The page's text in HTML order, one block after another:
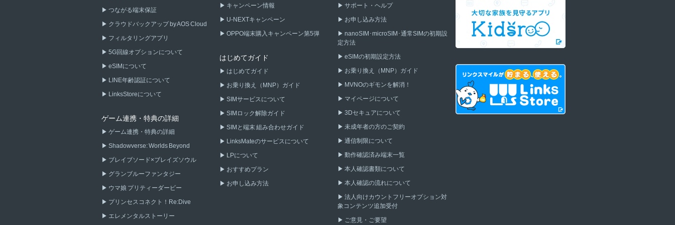
つながる端末保証
クラウドバックアップ by AOS Cloud
フィルタリングアプリ
5G回線オプションについて
eSIMについて
LINE年齢認証について
LinksStoreについて
ゲーム連携・特典の詳細
ゲーム連携・特典の詳細
Shadowverse: Worlds Beyond
ブレイブソード×ブレイズソウル
グランブルーファンタジー
ウマ娘 プリティーダービー
プリンセスコネクト！Re:Dive
エレメンタルストーリー
キャンペーン情報
U-NEXTキャンペーン
OPPO端末購入キャンペーン第5弾
はじめてガイド
はじめてガイド
お乗り換え（MNP）ガイド
SIMサービスについて
SIMロック解除ガイド
SIMと端末 組み合わせガイド
LinksMateのサービスについて
LPについて
おすすめプラン
お申し込み方法
サポート・ヘルプ
お申し込み方法
nanoSIM･microSIM･通常SIMの初期設
定方法
eSIMの初期設定方法
お乗り換え（MNP）ガイド
MVNOのギモンを解消！
マイページについて
3Dセキュアについて
未成年者の方のご契約
通信制限について
動作確認済み端末一覧
本人確認書類について
本人確認の流れについて
法人向けカウントフリーオプション対
象コンテンツ追加受付
ご意見・ご要望